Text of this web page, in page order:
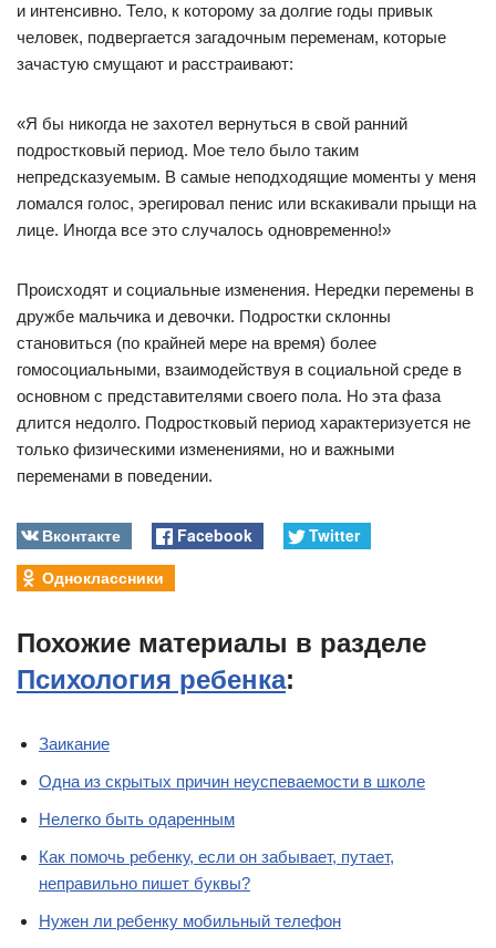
и интенсивно. Тело, к которому за долгие годы привык
человек, подвергается загадочным переменам, которые
зачастую смущают и расстраивают:
«Я бы никогда не захотел вернуться в свой ранний
подростковый период. Мое тело было таким
непредсказуемым. В самые неподходящие моменты у меня
ломался голос, эрегировал пенис или вскакивали прыщи на
лице. Иногда все это случалось одновременно!»
Происходят и социальные изменения. Нередки перемены в
дружбе мальчика и девочки. Подростки склонны
становиться (по крайней мере на время) более
гомосоциальными, взаимодействуя в социальной среде в
основном с представителями своего пола. Но эта фаза
длится недолго. Подростковый период характеризуется не
только физическими изменениями, но и важными
переменами в поведении.
Вконтакте Facebook
Twitter
Одноклассники
Похожие материалы в разделе
Психология ребенка:
Заикание
Одна из скрытых причин неуспеваемости в школе
Нелегко быть одаренным
Как помочь ребенку, если он забывает, путает,
неправильно пишет буквы?
Нужен ли ребенку мобильный телефон